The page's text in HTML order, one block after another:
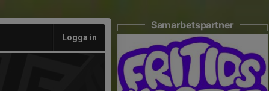
Logga in
Samarbetspartner